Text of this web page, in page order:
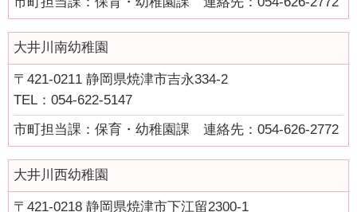
妊娠・出産
市町の取組み
県の取組
県の取組
大井川南幼稚園
〒421-0211 静岡県焼津市吉永334-2
TEL：054-622-5147
市町担当課：保育・幼稚園課 連絡先：054-626-2772
大井川西幼稚園
〒421-0218 静岡県焼津市下江留2300-1